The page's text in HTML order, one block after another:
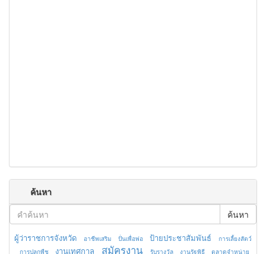
ค้นหา
ค้นหา
ผู้ว่าราชการจังหวัด อาชีพเสริม ปั่นเพื่อพ่อ ป้ายประชาสัมพันธ์
การเลี้ยงสัตว์
การปลูกพืช
งานเทศกาล สมัครงาน รับรางวัล งานรัฐพิธี ตลาดจำหน่าย